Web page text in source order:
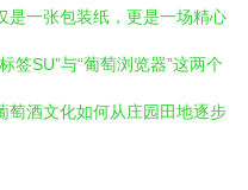
是一张包装纸，更是一场精心
签SU”与“葡萄浏览器”这两个
萄酒文化如何从庄园田地逐步